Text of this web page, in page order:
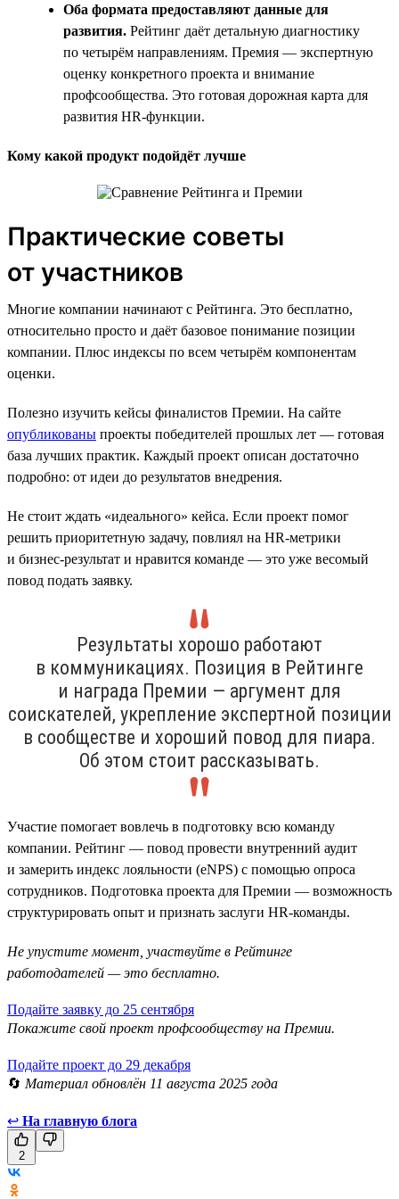
Оба формата предоставляют данные для
развития. Рейтинг даёт детальную диагностику
по четырём направлениям. Премия — экспертную
оценку конкретного проекта и внимание
профсообщества. Это готовая дорожная карта для
развития HR-функции.
Кому какой продукт подойдёт лучше
Практические советы
от участников
Многие компании начинают с Рейтинга. Это бесплатно,
относительно просто и даёт базовое понимание позиции
компании. Плюс индексы по всем четырём компонентам
оценки.
Полезно изучить кейсы финалистов Премии. На сайте
опубликованы проекты победителей прошлых лет — готовая
база лучших практик. Каждый проект описан достаточно
подробно: от идеи до результатов внедрения.
Не стоит ждать «идеального» кейса. Если проект помог
решить приоритетную задачу, повлиял на HR-метрики
и бизнес-результат и нравится команде — это уже весомый
повод подать заявку.
Результаты хорошо работают
в коммуникациях. Позиция в Рейтинге
и награда Премии — аргумент для
соискателей, укрепление экспертной позиции
в сообществе и хороший повод для пиара.
Об этом стоит рассказывать.
Участие помогает вовлечь в подготовку всю команду
компании. Рейтинг — повод провести внутренний аудит
и замерить индекс лояльности (eNPS) с помощью опроса
сотрудников. Подготовка проекта для Премии — возможность
структурировать опыт и признать заслуги HR-команды.
Не упустите момент, участвуйте в Рейтинге
работодателей — это бесплатно.
Подайте заявку до 25 сентября
Покажите свой проект профсообществу на Премии.
Подайте проект до 29 декабря
🔄 Материал обновлён 11 августа 2025 года
↩ На главную блога
2